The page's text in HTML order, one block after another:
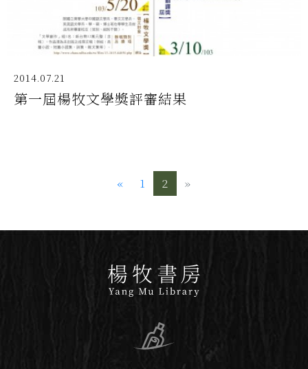
2014.07.21
第一屆楊牧文學獎評審結果
« Previous
1 2 »